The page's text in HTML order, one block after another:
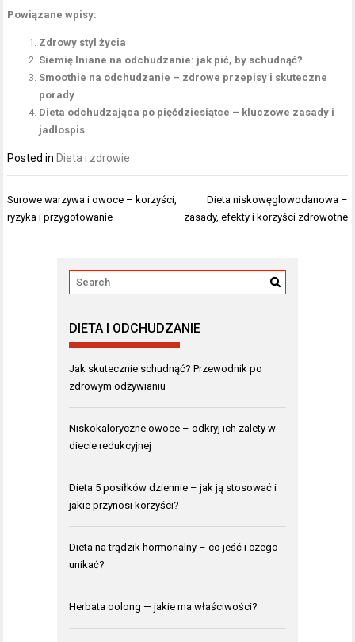
Powiązane wpisy:
Zdrowy styl życia
Siemię lniane na odchudzanie: jak pić, by schudnąć?
Smoothie na odchudzanie – zdrowe przepisy i skuteczne
porady
Dieta odchudzająca po pięćdziesiątce – kluczowe zasady i
jadłospis
Posted in Dieta i zdrowie
Nawigacja
wpisu
Surowe warzywa i owoce – korzyści,
ryzyka i przygotowanie
Dieta niskowęglowodanowa –
zasady, efekty i korzyści zdrowotne
DIETA I ODCHUDZANIE
Jak skutecznie schudnąć? Przewodnik po
zdrowym odżywianiu
Niskokaloryczne owoce – odkryj ich zalety w
diecie redukcyjnej
Dieta 5 posiłków dziennie – jak ją stosować i
jakie przynosi korzyści?
Dieta na trądzik hormonalny – co jeść i czego
unikać?
Herbata oolong — jakie ma właściwości?